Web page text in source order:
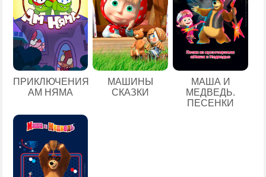
ПРИКЛЮЧЕНИЯ
АМ НЯМА
МАШИНЫ
СКАЗКИ
МАША И
МЕДВЕДЬ.
ПЕСЕНКИ